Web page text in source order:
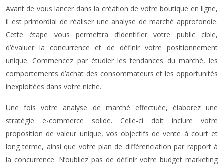
Avant de vous lancer dans la création de votre boutique en ligne,
il est primordial de réaliser une analyse de marché approfondie.
Cette étape vous permettra d’identifier votre public cible,
d’évaluer la concurrence et de définir votre positionnement
unique. Commencez par étudier les tendances du marché, les
comportements d’achat des consommateurs et les opportunités
inexploitées dans votre niche.
Une fois votre analyse de marché effectuée, élaborez une
stratégie e-commerce solide. Celle-ci doit inclure votre
proposition de valeur unique, vos objectifs de vente à court et
long terme, ainsi que votre plan de différenciation par rapport à
la concurrence. N’oubliez pas de définir votre budget marketing